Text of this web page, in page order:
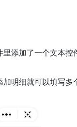
添加了一个文本控
加明细就可以填写多